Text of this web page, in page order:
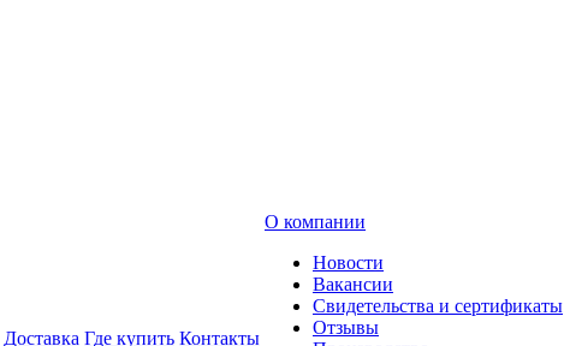
Доставка Где купить Контакты
О компании
Новости
Вакансии
Свидетельства и сертификаты
Отзывы